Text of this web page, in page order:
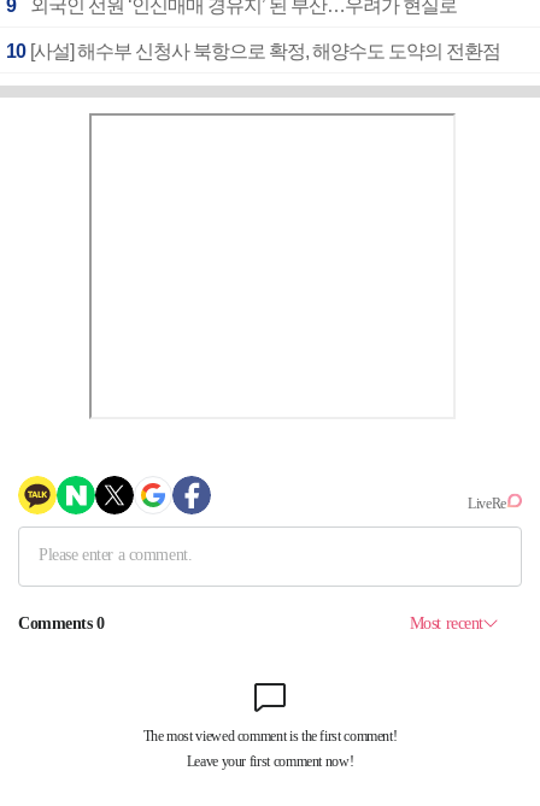
9 외국인 선원 ‘인신매매 경유지’ 된 부산…우려가 현실로
10 [사설] 해수부 신청사 북항으로 확정, 해양수도 도약의 전환점